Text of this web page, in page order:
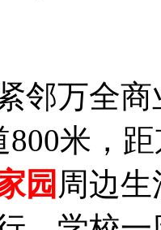
邻万全
800米，
园 周边